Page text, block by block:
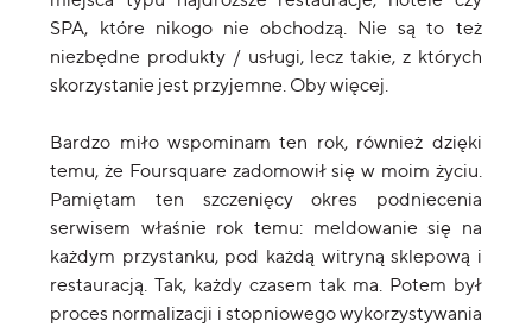
SPA, które nikogo nie obchodzą. Nie są to też
niezbędne produkty / usługi, lecz takie, z których
skorzystanie jest przyjemne. Oby więcej.
Bardzo miło wspominam ten rok, również dzięki
temu, że Foursquare zadomowił się w moim życiu.
Pamiętam ten szczenięcy okres podniecenia
serwisem właśnie rok temu: meldowanie się na
każdym przystanku, pod każdą witryną sklepową i
restauracją. Tak, każdy czasem tak ma. Potem był
proces normalizacji i stopniowego wykorzystywania